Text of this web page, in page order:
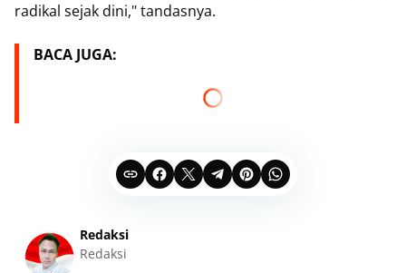
radikal sejak dini," tandasnya.
BACA JUGA:
Redaksi
Redaksi